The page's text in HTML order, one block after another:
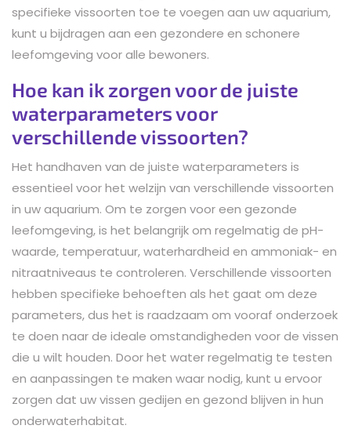
specifieke vissoorten toe te voegen aan uw aquarium,
kunt u bijdragen aan een gezondere en schonere
leefomgeving voor alle bewoners.
Hoe kan ik zorgen voor de juiste
waterparameters voor
verschillende vissoorten?
Het handhaven van de juiste waterparameters is
essentieel voor het welzijn van verschillende vissoorten
in uw aquarium. Om te zorgen voor een gezonde
leefomgeving, is het belangrijk om regelmatig de pH-
waarde, temperatuur, waterhardheid en ammoniak- en
nitraatniveaus te controleren. Verschillende vissoorten
hebben specifieke behoeften als het gaat om deze
parameters, dus het is raadzaam om vooraf onderzoek
te doen naar de ideale omstandigheden voor de vissen
die u wilt houden. Door het water regelmatig te testen
en aanpassingen te maken waar nodig, kunt u ervoor
zorgen dat uw vissen gedijen en gezond blijven in hun
onderwaterhabitat.